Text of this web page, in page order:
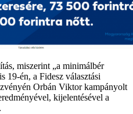
miszerint „a minimálbér
19-én, a Fidesz választási
Orbán Viktor kampányolt
kijelentésével a
.